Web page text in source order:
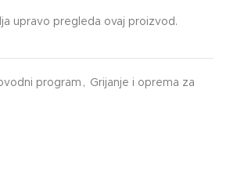
upravo pregleda ovaj proizvod.
program , Grijanje i oprema za